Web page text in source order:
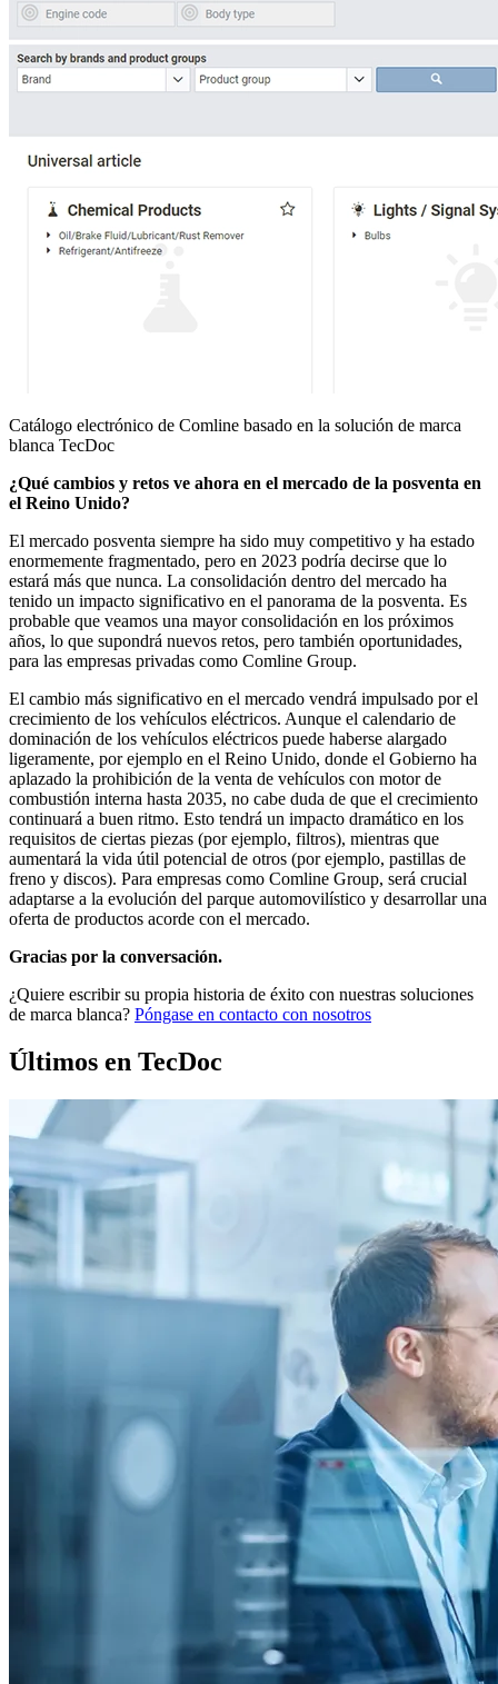
Catálogo electrónico de Comline basado en la solución de marca
blanca TecDoc
¿Qué cambios y retos ve ahora en el mercado de la posventa en
el Reino Unido?
El mercado posventa siempre ha sido muy competitivo y ha estado
enormemente fragmentado, pero en 2023 podría decirse que lo
estará más que nunca. La consolidación dentro del mercado ha
tenido un impacto significativo en el panorama de la posventa. Es
probable que veamos una mayor consolidación en los próximos
años, lo que supondrá nuevos retos, pero también oportunidades,
para las empresas privadas como Comline Group.
El cambio más significativo en el mercado vendrá impulsado por el
crecimiento de los vehículos eléctricos. Aunque el calendario de
dominación de los vehículos eléctricos puede haberse alargado
ligeramente, por ejemplo en el Reino Unido, donde el Gobierno ha
aplazado la prohibición de la venta de vehículos con motor de
combustión interna hasta 2035, no cabe duda de que el crecimiento
continuará a buen ritmo. Esto tendrá un impacto dramático en los
requisitos de ciertas piezas (por ejemplo, filtros), mientras que
aumentará la vida útil potencial de otros (por ejemplo, pastillas de
freno y discos). Para empresas como Comline Group, será crucial
adaptarse a la evolución del parque automovilístico y desarrollar una
oferta de productos acorde con el mercado.
Gracias por la conversación.
¿Quiere escribir su propia historia de éxito con nuestras soluciones
de marca blanca? Póngase en contacto con nosotros
Últimos en TecDoc